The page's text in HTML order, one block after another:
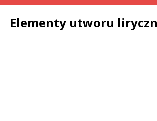
Elementy utworu